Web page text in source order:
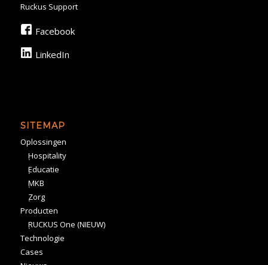
Ruckus Support
Facebook
LinkedIn
SITEMAP
Oplossingen
Hospitality
Educatie
MKB
Zorg
Producten
RUCKUS One (NIEUW)
Technologie
Cases